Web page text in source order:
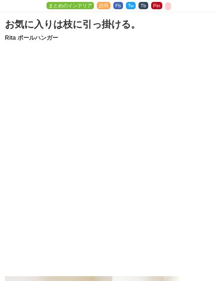
まとめのインテリア 説明 Fb Tw Tb Pin
お気に入りは枝に引っ掛ける。
Rita ポールハンガー